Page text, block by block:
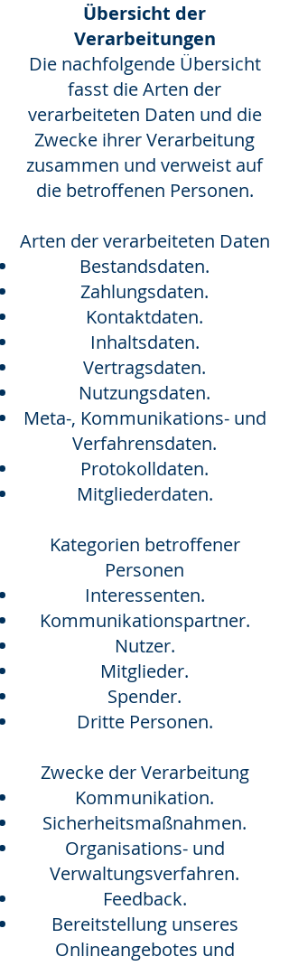
Übersicht der
Verarbeitungen
Die nachfolgende Übersicht
fasst die Arten der
verarbeiteten Daten und die
Zwecke ihrer Verarbeitung
zusammen und verweist auf
die betroffenen Personen.
Arten der verarbeiteten Daten
Bestandsdaten.
Zahlungsdaten.
Kontaktdaten.
Inhaltsdaten.
Vertragsdaten.
Nutzungsdaten.
Meta-, Kommunikations- und
Verfahrensdaten.
Protokolldaten.
Mitgliederdaten.
Kategorien betroffener
Personen
Interessenten.
Kommunikationspartner.
Nutzer.
Mitglieder.
Spender.
Dritte Personen.
Zwecke der Verarbeitung
Kommunikation.
Sicherheitsmaßnahmen.
Organisations- und
Verwaltungsverfahren.
Feedback.
Bereitstellung unseres
Onlineangebotes und